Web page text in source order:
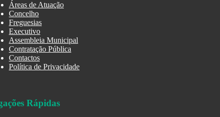
Áreas de Atuação
Concelho
Freguesias
Executivo
Assembleia Municipal
Contratação Pública
Contactos
Política de Privacidade
Rápidas